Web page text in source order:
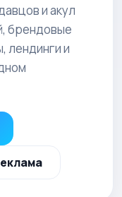
и акул
брендовые
лендинги и